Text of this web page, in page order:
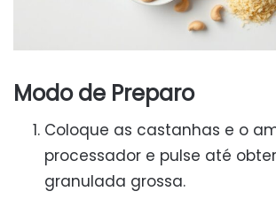
Modo de Preparo
Coloque as castanhas e o
processador e pulse até
granulada grossa.